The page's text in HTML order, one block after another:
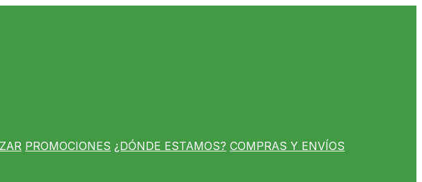
PROMOCIONES ¿DÓNDE ESTAMOS? COMPRAS Y ENVÍOS